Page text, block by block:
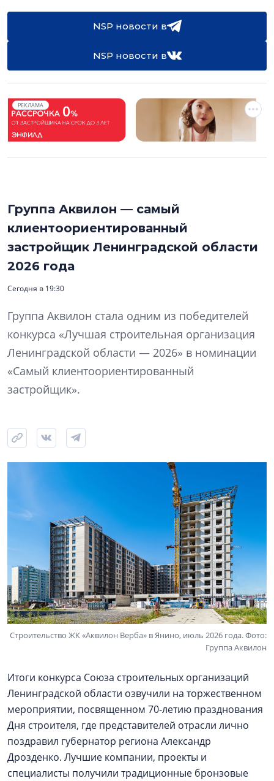
NSP новости в
NSP новости в
РЕКЛАМА
Группа Аквилон — самый
клиентоориентированный
застройщик Ленинградской области
2026 года
Сегодня в 19:30
Группа Аквилон стала одним из победителей
конкурса «Лучшая строительная организация
Ленинградской области — 2026» в номинации
«Самый клиентоориентированный
застройщик».
Строительство ЖК «Аквилон Верба» в Янино, июль 2026 года. Фото:
Группа Аквилон
Итоги конкурса Союза строительных организаций
Ленинградской области озвучили на торжественном
мероприятии, посвященном 70-летию празднования
Дня строителя, где представителей отрасли лично
поздравил губернатор региона Александр
Дрозденко. Лучшие компании, проекты и
специалисты получили традиционные бронзовые